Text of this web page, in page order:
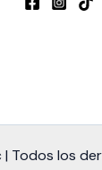
Todos los